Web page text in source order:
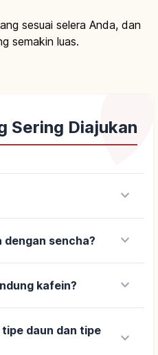
sesuai selera Anda, dan
semakin luas.
Sering Diajukan
keyboard_arrow_down
sencha? keyboard_arrow_down
kafein? keyboard_arrow_down
daun dan tipe
keyboard_arrow_down